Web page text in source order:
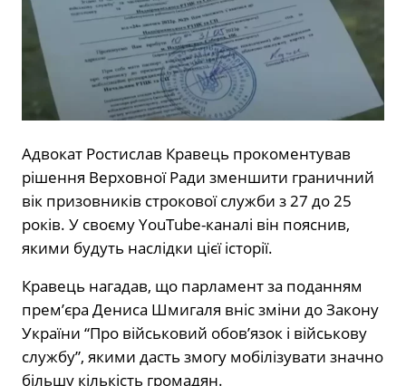
Адвокат Ростислав Кравець прокоментував
рішення Верховної Ради зменшити граничний
вік призовників строкової служби з 27 до 25
років. У своєму YouTube-каналі він пояснив,
якими будуть наслідки цієї історії.
Кравець нагадав, що парламент за поданням
прем’єра Дениса Шмигаля вніс зміни до Закону
України “Про військовий обов’язок і військову
службу”, якими дасть змогу мобілізувати значно
більшу кількість громадян.